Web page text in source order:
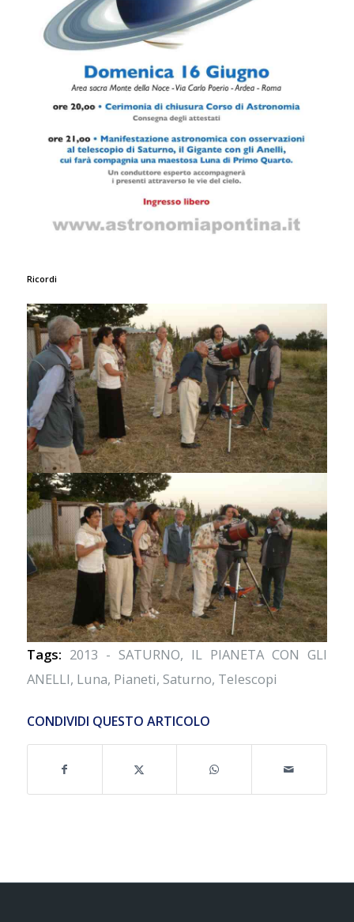
Ricordi
Tags: 2013 - SATURNO, IL PIANETA CON GLI
ANELLI, Luna, Pianeti, Saturno, Telescopi
CONDIVIDI QUESTO ARTICOLO